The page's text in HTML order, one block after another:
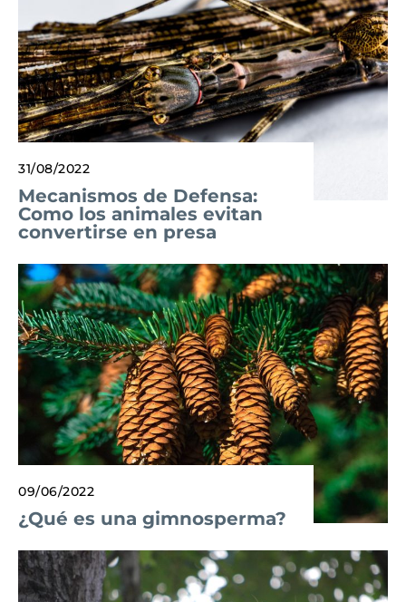
31/08/2022
Mecanismos de Defensa:
Como los animales evitan
convertirse en presa
09/06/2022
¿Qué es una gimnosperma?